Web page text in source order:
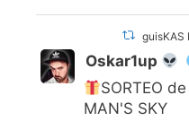
guisKAS
Oskar1up
SORTEO
MAN'S SKY